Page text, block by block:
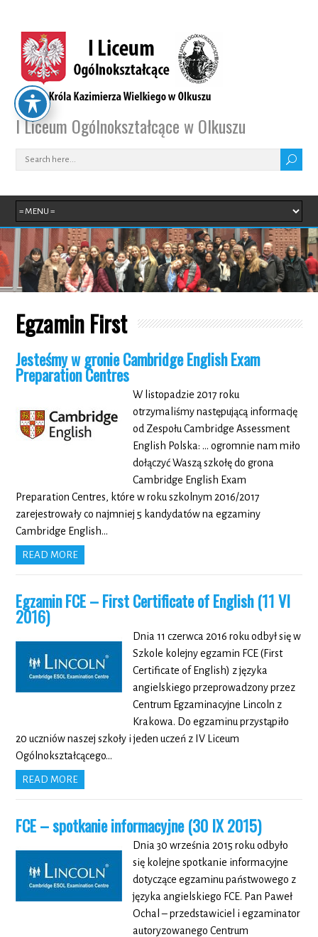
I Liceum Ogólnokształcące w Olkuszu
Egzamin First
Jesteśmy w gronie Cambridge English Exam
Preparation Centres
W listopadzie 2017 roku
otrzymaliśmy następującą informację
od Zespołu Cambridge Assessment
English Polska: … ogromnie nam miło
dołączyć Waszą szkołę do grona
Cambridge English Exam
Preparation Centres, które w roku szkolnym 2016/2017
zarejestrowały co najmniej 5 kandydatów na egzaminy
Cambridge English…
READ MORE
Egzamin FCE – First Certificate of English (11 VI
2016)
Dnia 11 czerwca 2016 roku odbył się w
Szkole kolejny egzamin FCE (First
Certificate of English) z języka
angielskiego przeprowadzony przez
Centrum Egzaminacyjne Lincoln z
Krakowa. Do egzaminu przystąpiło
20 uczniów naszej szkoły i jeden uczeń z IV Liceum
Ogólnokształcącego…
READ MORE
FCE – spotkanie informacyjne (30 IX 2015)
Dnia 30 września 2015 roku odbyło
się kolejne spotkanie informacyjne
dotyczące egzaminu państwowego z
języka angielskiego FCE. Pan Paweł
Ochal – przedstawiciel i egzaminator
autoryzowanego Centrum